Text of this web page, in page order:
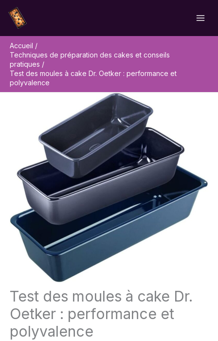
contenu
Accueil
Techniques de préparation des cakes et conseils
pratiques
Test des moules à cake Dr. Oetker : performance et
polyvalence
Test des moules à cake Dr.
Oetker : performance et
polyvalence
Rechercher